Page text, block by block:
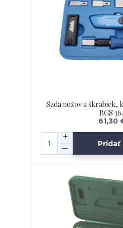
Sada nožov a škrabiek,
BGS
61,30
Pridať